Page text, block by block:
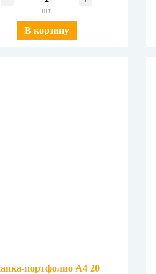
шт
В корзину
портфолио А4 20